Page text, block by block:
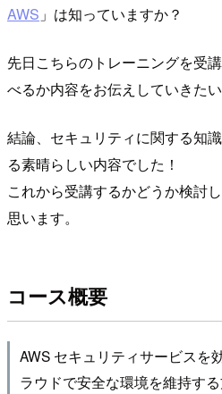
AWS 」は知っていますか？
先日こちらのトレーニングを受
べるか内容をお伝えしていきたい
結論、セキュリティに関する知
る素晴らしい内容でした！
これから受講するかどうか検討
思います。
コース概要
AWS セキュリティサービスを
ラウドで安全な環境を維持す